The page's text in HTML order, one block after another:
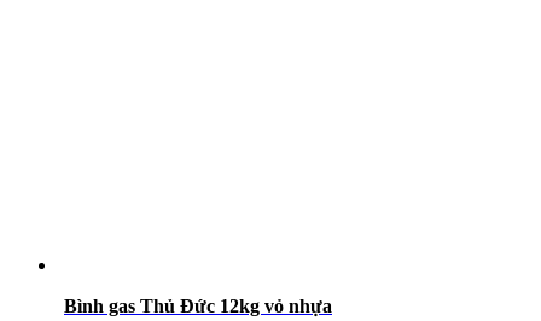
Bình gas Thủ Đức 12kg vỏ nhựa